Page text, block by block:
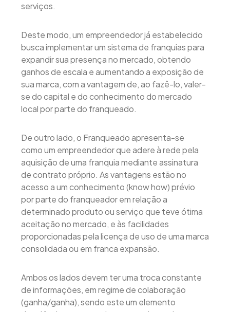
serviços.
Deste modo, um empreendedor já estabelecido
busca implementar um sistema de franquias para
expandir sua presença no mercado, obtendo
ganhos de escala e aumentando a exposição de
sua marca, com a vantagem de, ao fazê-lo, valer-
se do capital e do conhecimento do mercado
local por parte do franqueado.
De outro lado, o Franqueado apresenta-se
como um empreendedor que adere à rede pela
aquisição de uma franquia mediante assinatura
de contrato próprio. As vantagens estão no
acesso a um conhecimento (know how) prévio
por parte do franqueador em relação a
determinado produto ou serviço que teve ótima
aceitação no mercado, e às facilidades
proporcionadas pela licença de uso de uma marca
consolidada ou em franca expansão.
Ambos os lados devem ter uma troca constante
de informações, em regime de colaboração
(ganha/ganha), sendo este um elemento